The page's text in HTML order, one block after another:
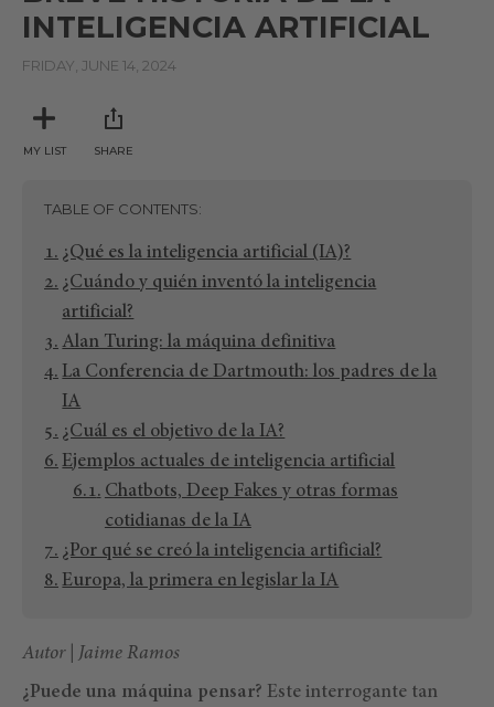
INTELIGENCIA ARTIFICIAL
FRIDAY, JUNE 14, 2024
MY LIST SHARE
TABLE OF CONTENTS
¿Qué es la inteligencia artificial (IA)?
¿Cuándo y quién inventó la inteligencia
artificial?
Alan Turing: la máquina definitiva
La Conferencia de Dartmouth: los padres de la
IA
¿Cuál es el objetivo de la IA?
Ejemplos actuales de inteligencia artificial
Chatbots, Deep Fakes y otras formas
cotidianas de la IA
¿Por qué se creó la inteligencia artificial?
Europa, la primera en legislar la IA
Autor | Jaime Ramos
¿Puede una máquina pensar? Este interrogante tan